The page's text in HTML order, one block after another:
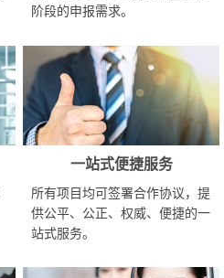
阶段的申报需求。
一站式便捷服务
所有项目均可签署合作协议，提
供公平、公正、权威、便捷的一
站式服务。